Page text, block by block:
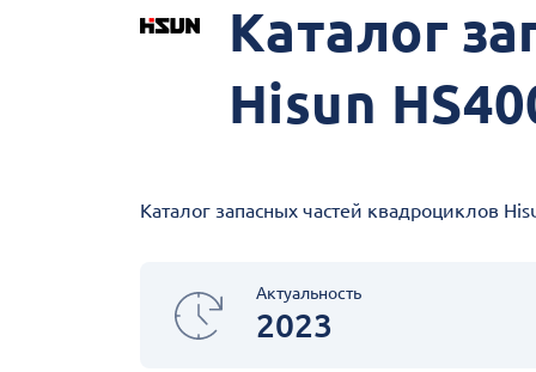
Каталог
Hisun
Каталог запасных частей квадроциклов
Актуальность
2023